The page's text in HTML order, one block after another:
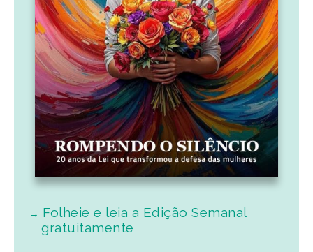
Folheie e leia a Edição Semanal
gratuitamente